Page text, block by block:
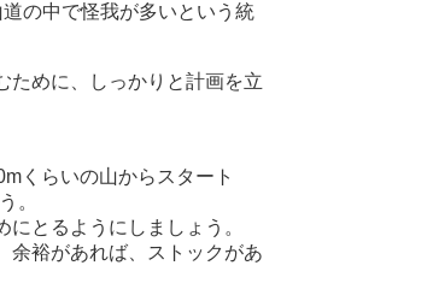
の中で怪我が多いという統
ために、しっかりと計画を立
くらいの山からスタート
。
とるようにしましょう。
余裕があれば、ストックがあ